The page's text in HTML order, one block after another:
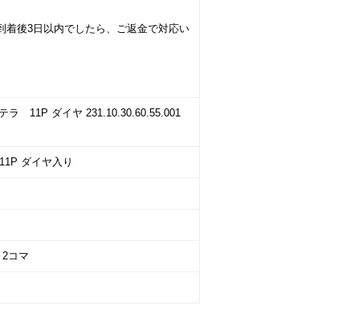
後3日以内でしたら、ご返金で対応い
11P ダイヤ 231.10.30.60.55.001
ダイヤ入り
コマ